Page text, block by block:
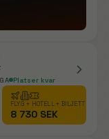
Platser kvar
FLYG + HOTELL + BILJETT
8 730 SEK